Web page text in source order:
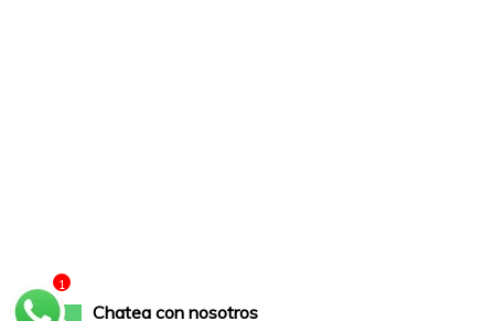
Chatea con nosotros
1